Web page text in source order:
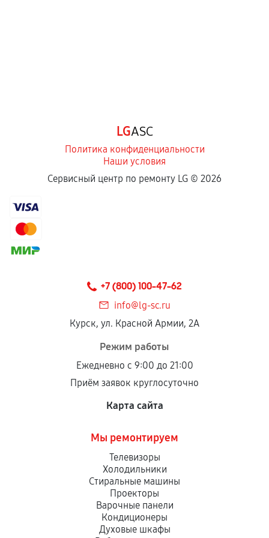
отдельных условиях.
Если комплектующие куплены
сохраняться полностью или частично, если
соблюдены следующие условия:
Установка была выполнена нашим сервисным
центром.
При этом гарантия на сами комплектующие
продавца. За качество сторонних деталей
сервисный центр ответственности не несет.
LGASC
Политика конфиденциальности
Наши условия
Сервисный центр по ремонту LG © 2026
+7 (800) 100-47-62
info@lg-sc.ru
Курск, ул. Красной Армии, 2А
Режим работы
Ежедневно с 9:00 до 21:00
Приём заявок круглосуточно
Карта сайта
Мы ремонтируем
Телевизоры
Холодильники
Стиральные машины
Проекторы
Варочные панели
Кондиционеры
Духовые шкафы